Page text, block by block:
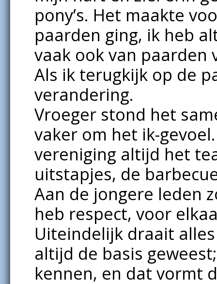
pony’s. Het maakte
paarden ging, ik heb
vaak ook van paarden
Als ik terugkijk op de
verandering.
Vroeger stond het
vaker om het ik-
vereniging altijd het
uitstapjes, de
Aan de jongere leden
heb respect, voor
Uiteindelijk draait
altijd de basis
kennen, en dat vormt